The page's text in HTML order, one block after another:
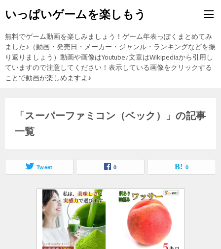
いっぱいゲームを楽しもう
無料でゲーム動画を楽しみましょう！ゲーム年表っぽくまとめてみ
ました♪（動画・発売日・メーカー・ジャンル・ランキングなどを振
り返りましょう）動画や画像はYoutube♪文章はWikipediaから引用し
ていますので注意してください！表示している画像をクリックする
ことで動画が楽しめますよ♪
「スーパーファミコン（ベック）」の記事
一覧
Tweet 0 0